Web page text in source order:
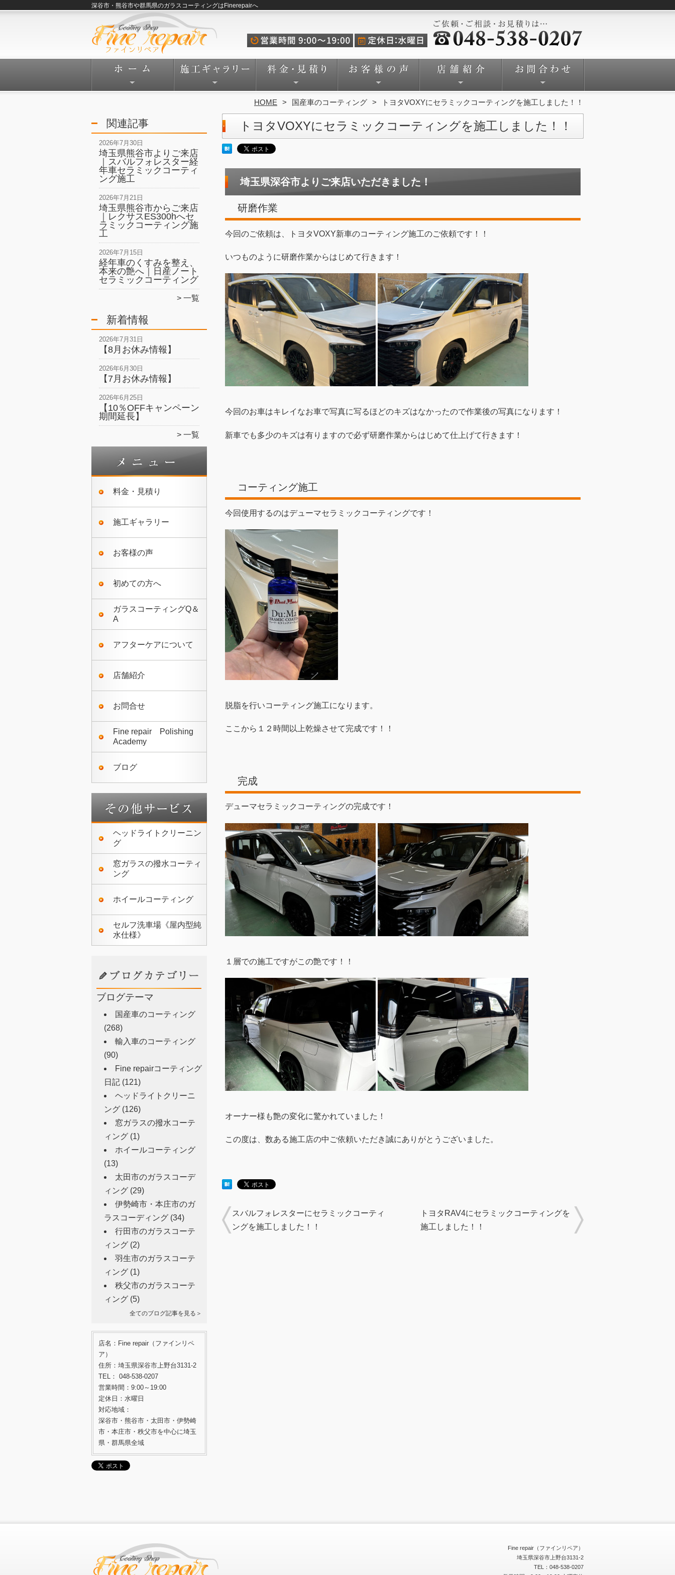
深谷市・熊谷市や群馬県のガラスコーティングはFinerepairへ
HOME 国産車のコーティング トヨタVOXYにセラミックコーティングを施工しました！！
関連記事
2026年7月30日
埼玉県熊谷市よりご来店
｜スバルフォレスター経
年車セラミックコーティ
ング施工
2026年7月21日
埼玉県熊谷市からご来店
｜レクサスES300hへセ
ラミックコーティング施
工
2026年7月15日
経年車のくすみを整え、
本来の艶へ｜日産ノート
セラミックコーティング
一覧
新着情報
2026年7月31日
【8月お休み情報】
2026年6月30日
【7月お休み情報】
2026年6月25日
【10％OFFキャンペーン
期間延長】
一覧
料金・見積り
施工ギャラリー
お客様の声
初めての方へ
ガラスコーティングQ＆
A
アフターケアについて
店舗紹介
お問合せ
Fine repair Polishing
Academy
ブログ
ヘッドライトクリーニン
グ
窓ガラスの撥水コーティ
ング
ホイールコーティング
セルフ洗車場《屋内型純
水仕様》
ブログテーマ
国産車のコーティング
(268)
輸入車のコーティング
(90)
Fine repairコーティング
日記 (121)
ヘッドライトクリーニ
ング (126)
窓ガラスの撥水コーテ
ィング (1)
ホイールコーティング
(13)
太田市のガラスコーデ
ィング (29)
伊勢崎市・本庄市のガ
ラスコーディング (34)
行田市のガラスコーテ
ィング (2)
羽生市のガラスコーテ
ィング (1)
秩父市のガラスコーテ
ィング (5)
全てのブログ記事を見る＞
店名：Fine repair（ファインリペ
ア）
住所：埼玉県深谷市上野台3131-2
TEL： 048-538-0207
営業時間：9:00～19:00
定休日：水曜日
対応地域：
深谷市・熊谷市・太田市・伊勢崎
市・本庄市・秩父市を中心に埼玉
県・群馬県全域
トヨタVOXYにセラミックコーティングを施工しました！！
埼玉県深谷市よりご来店いただきました！
研磨作業
今回のご依頼は、トヨタVOXY新車のコーティング施工のご依頼です！！
いつものように研磨作業からはじめて行きます！
今回のお車はキレイなお車で写真に写るほどのキズはなかったので作業後の写真になります！
新車でも多少のキズは有りますので必ず研磨作業からはじめて仕上げて行きます！
コーティング施工
今回使用するのはデューマセラミックコーティングです！
脱脂を行いコーティング施工になります。
ここから１２時間以上乾燥させて完成です！！
完成
デューマセラミックコーティングの完成です！
１層での施工ですがこの艶です！！
オーナー様も艶の変化に驚かれていました！
この度は、数ある施工店の中ご依頼いただき誠にありがとうございました。
スバルフォレスターにセラミックコーティ
ングを施工しました！！
トヨタRAV4にセラミックコーティングを
施工しました！！
Fine repair（ファインリペア）
埼玉県深谷市上野台3131-2
TEL：048-538-0207